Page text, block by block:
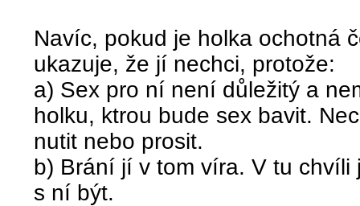
Navíc, pokud je holka ochotná
ukazuje, že jí nechci, protože:
a) Sex pro ní není důležitý a
holku, ktrou bude sex bavit.
nutit nebo prosit.
b) Brání jí v tom víra. V tu
s ní být.